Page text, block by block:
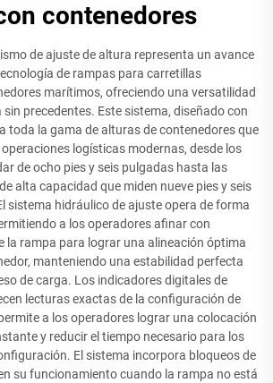
contenedores
de ajuste de altura representa un avance
de rampas para carretillas
marítimos, ofreciendo una versatilidad
precedentes. Este sistema, diseñado con
toda la gama de alturas de contenedores que
logísticas modernas, desde los
de ocho pies y seis pulgadas hasta las
alta capacidad que miden nueve pies y seis
sistema hidráulico de ajuste opera de forma
a los operadores afinar con
la rampa para lograr una alineación óptima
manteniendo una estabilidad perfecta
de carga. Los indicadores digitales de
lecturas exactas de la configuración de
a los operadores lograr una colocación
y reducir el tiempo necesario para los
El sistema incorpora bloqueos de
su funcionamiento cuando la rampa no está